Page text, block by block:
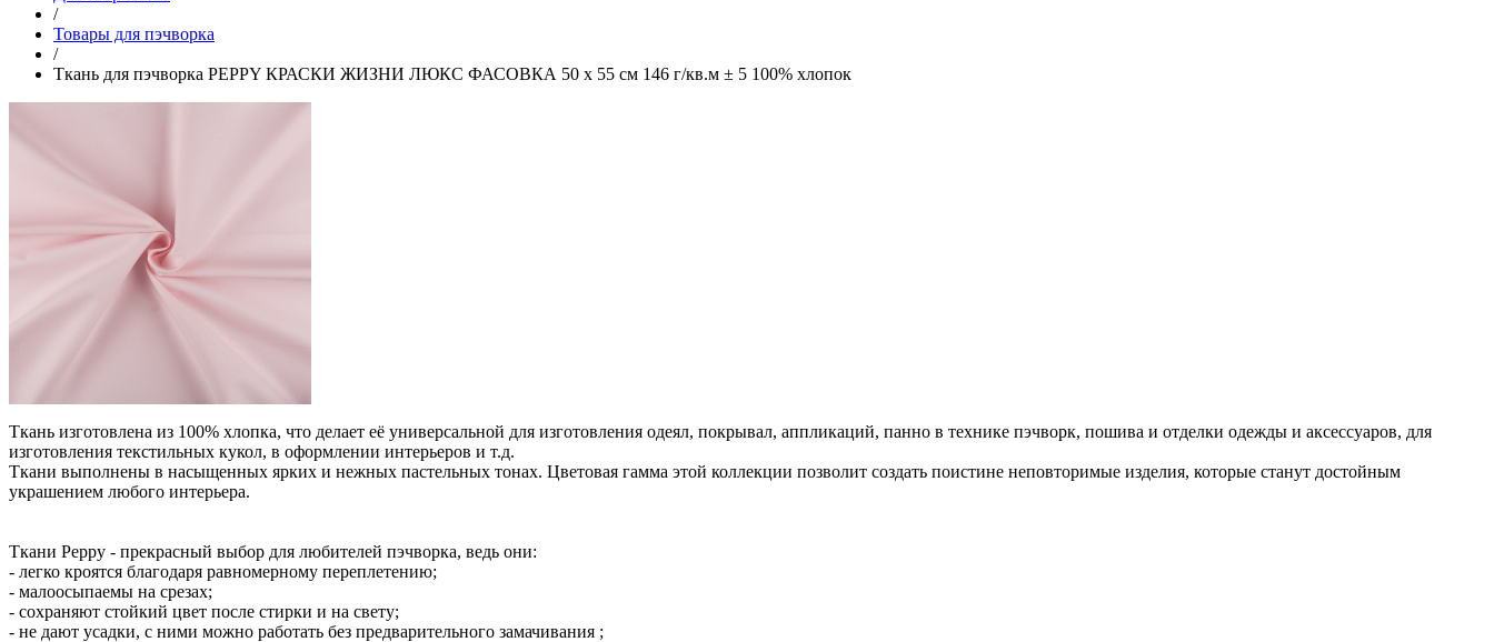
/
Товары для пэчворка
/
Ткань для пэчворка PEPPY КРАСКИ ЖИЗНИ ЛЮКС ФАСОВКА 50 x 55 см 146 г/кв.м ± 5 100% хлопок
Ткань изготовлена из 100% хлопка, что делает её универсальной для изготовления одеял, покрывал, аппликаций, панно в технике пэчворк, пошива и отделки одежды и аксессуаров, для
изготовления текстильных кукол, в оформлении интерьеров и т.д.
Ткани выполнены в насыщенных ярких и нежных пастельных тонах. Цветовая гамма этой коллекции позволит создать поистине неповторимые изделия, которые станут достойным
украшением любого интерьера.
Ткани Peppy - прекрасный выбор для любителей пэчворка, ведь они:
- легко кроятся благодаря равномерному переплетению;
- малоосыпаемы на срезах;
- сохраняют стойкий цвет после стирки и на свету;
- не дают усадки, с ними можно работать без предварительного замачивания ;